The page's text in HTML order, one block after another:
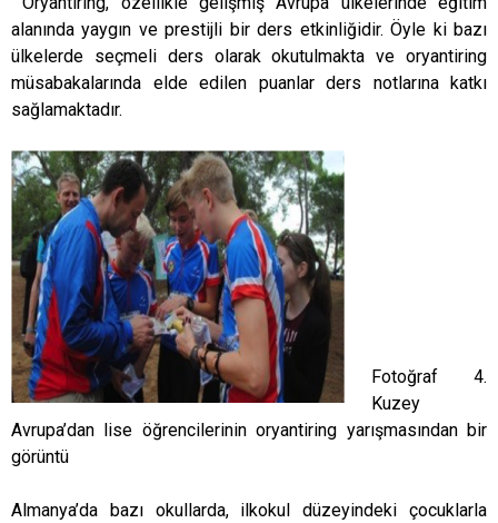
alanında yaygın ve prestijli bir ders etkinliğidir. Öyle ki bazı
ülkelerde seçmeli ders olarak okutulmakta ve oryantiring
müsabakalarında elde edilen puanlar ders notlarına katkı
sağlamaktadır.
Fotoğraf 4.
Kuzey
Avrupa’dan lise öğrencilerinin oryantiring yarışmasından bir
görüntü
Almanya’da bazı okullarda, ilkokul düzeyindeki çocuklarla